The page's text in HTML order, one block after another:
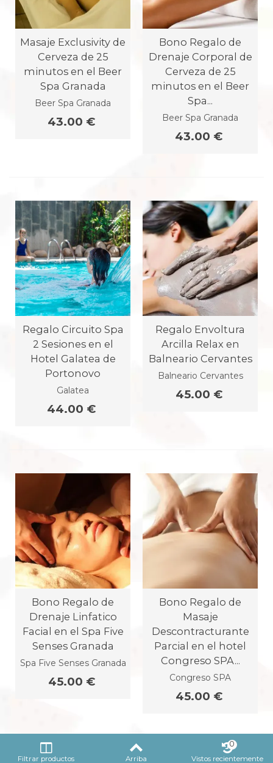
Masaje Exclusivity de
Cerveza de 25
minutos en el Beer
Spa Granada
Beer Spa Granada
43.00 €
Bono Regalo de
Drenaje Corporal de
Cerveza de 25
minutos en el Beer
Spa...
Beer Spa Granada
43.00 €
Regalo Circuito Spa
2 Sesiones en el
Hotel Galatea de
Portonovo
Galatea
44.00 €
Regalo Envoltura
Arcilla Relax en
Balneario Cervantes
Balneario Cervantes
45.00 €
Bono Regalo de
Drenaje Linfatico
Facial en el Spa Five
Senses Granada
Spa Five Senses Granada
45.00 €
Bono Regalo de
Masaje
Descontracturante
Parcial en el hotel
Congreso SPA...
Congreso SPA
45.00 €
Filtrar productos Arriba Vistos recientemente
0